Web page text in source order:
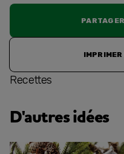
Recettes
D'autres idées